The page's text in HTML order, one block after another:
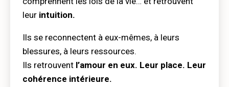
leur intuition.
Ils se reconnectent à eux-mêmes, à leurs
blessures, à leurs ressources.
Ils retrouvent l’amour en eux. Leur place. Leur
cohérence intérieure.